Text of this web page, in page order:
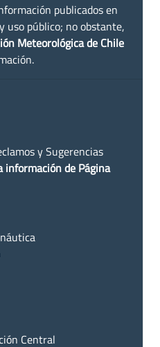
publicados en
uso público; no obstante,
Meteorológica de Chile
y Sugerencias
información de Página
Central